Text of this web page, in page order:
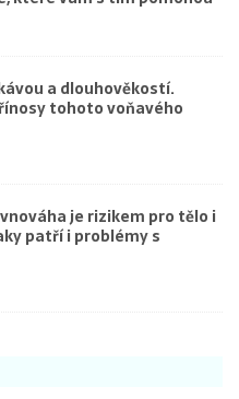
a dlouhověkostí.
tohoto voňavého
je rizikem pro tělo i
patří i problémy s